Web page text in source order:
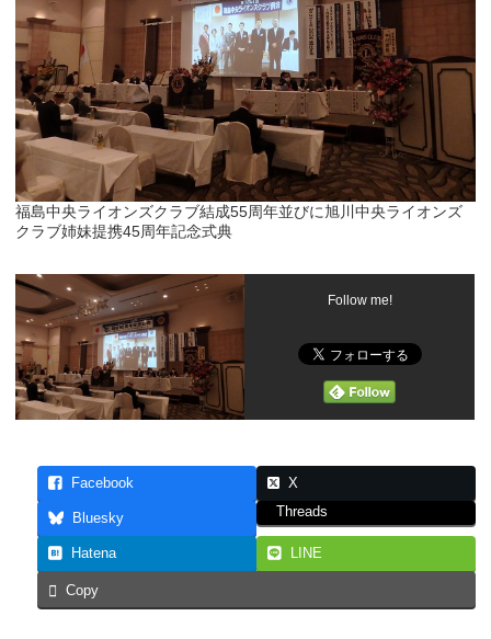
福島中央ライオンズクラブ結成55周年並びに旭川中央ライオンズ
クラブ姉妹提携45周年記念式典
Follow me!
Facebook X
Bluesky Threads
Hatena LINE
Copy